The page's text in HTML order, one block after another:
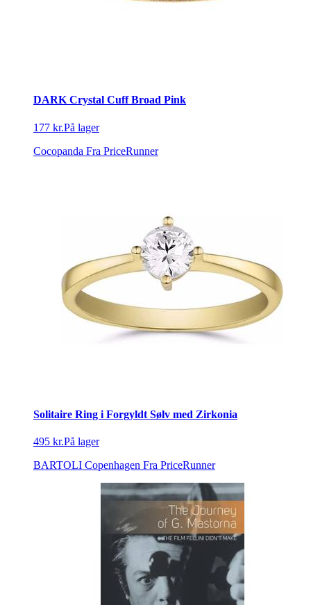
DARK Crystal Cuff Broad Pink
177 kr.På lager
Cocopanda Fra PriceRunner
Solitaire Ring i Forgyldt Sølv med Zirkonia
495 kr.På lager
BARTOLI Copenhagen Fra PriceRunner